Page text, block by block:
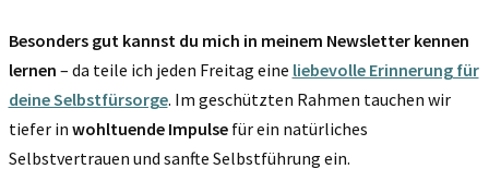
Besonders gut kannst du mich in meinem Newsletter kennen
lernen – da teile ich jeden Freitag eine liebevolle Erinnerung für
deine Selbstfürsorge. Im geschützten Rahmen tauchen wir
tiefer in wohltuende Impulsefür ein natürliches
Selbstvertrauen und sanfte Selbstführung ein.